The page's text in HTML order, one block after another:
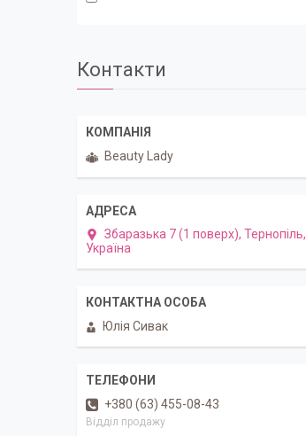
Контакти
Beauty Lady
Збаразька 7 (1 поверх), Тернопіль,
Україна
Юлія Сивак
+380 (63) 455-08-43
Відділ продажу